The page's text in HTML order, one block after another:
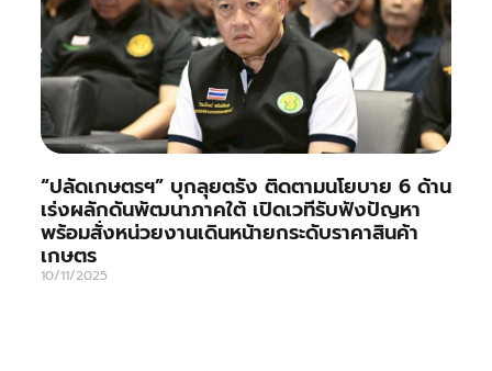
“ปลัดเกษตรฯ” บุกลุยตรัง ติดตามนโยบาย 6 ด้าน
เร่งผลักดันพัฒนาภาคใต้ เปิดเวทีรับฟังปัญหา
พร้อมสั่งหน่วยงานเดินหน้ายกระดับราคาสินค้า
เกษตร
10/11/2025